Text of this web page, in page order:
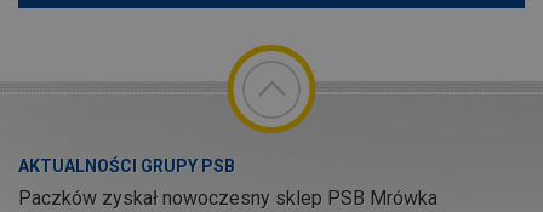
AKTUALNOŚCI GRUPY PSB
Paczków zyskał nowoczesny sklep PSB Mrówka